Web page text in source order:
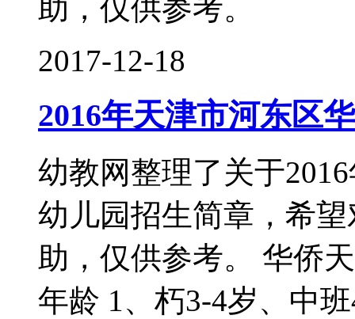
助，仅供参考。
2017-12-18
2016年天津市河东区
幼教网整理了关于
幼儿园招生简章，希
助，仅供参考。 华侨
年龄 1、朽3-4岁、中